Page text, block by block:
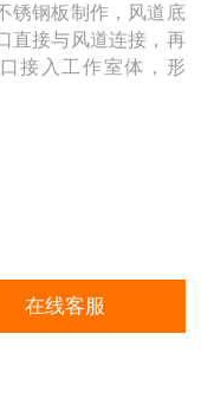
锈钢板制作，风道底
直接与风道连接，再
接入工作室体，形
在线客服